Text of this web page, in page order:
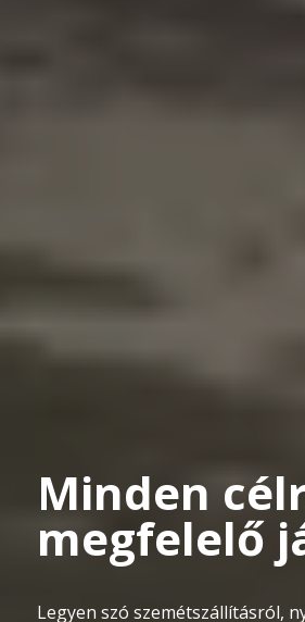
Minden
megfelelő
Legyen szó szemétszállításról,